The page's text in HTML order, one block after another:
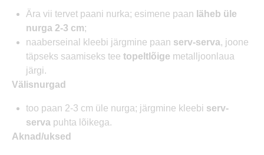
Ära vii tervet paani nurka; esimene paan läheb üle
nurga 2-3 cm;
naaberseinal kleebi järgmine paan serv-serva, joone
täpseks saamiseks tee topeltlõige metalljoonlaua
järgi.
Välisnurgad
too paan 2-3 cm üle nurga; järgmine kleebi serv-
serva puhta lõikega.
Aknad/uksed